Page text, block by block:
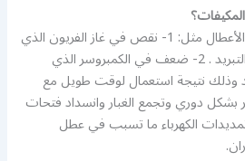
تتعرض المكيفات لكثير من الأعطال مثل: 1- نقص في غاز الفريون الذي
هو المسؤول الأول عن قوة التبريد . 2- ضعف في الكمبروسر الذي
وذلك نتيجة استعمال لوقت طويل مع
بشكل دوري وتجمع الغبار وانسداد فتحات
عطل في تمديدات الكهرباء ما تسبب في عطل